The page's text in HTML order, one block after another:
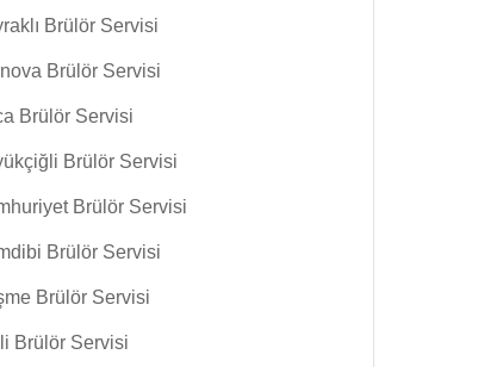
Brülör Servisi
Brülör Servisi
Brülör Servisi
Brülör Servisi
Brülör Servisi
Brülör Servisi
Brülör Servisi
Brülör Servisi